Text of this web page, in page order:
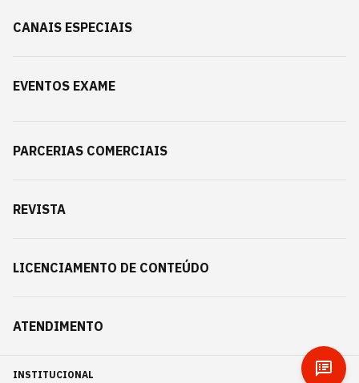
CANAIS ESPECIAIS
EVENTOS EXAME
PARCERIAS COMERCIAIS
REVISTA
LICENCIAMENTO DE CONTEÚDO
ATENDIMENTO
INSTITUCIONAL